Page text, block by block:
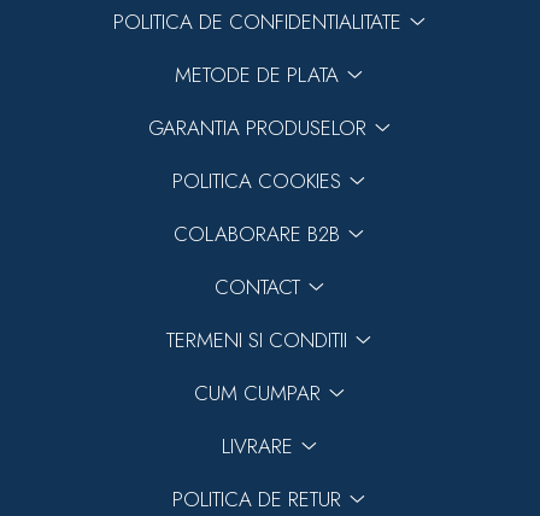
POLITICA DE CONFIDENTIALITATE
METODE DE PLATA
GARANTIA PRODUSELOR
POLITICA COOKIES
COLABORARE B2B
CONTACT
TERMENI SI CONDITII
CUM CUMPAR
LIVRARE
POLITICA DE RETUR